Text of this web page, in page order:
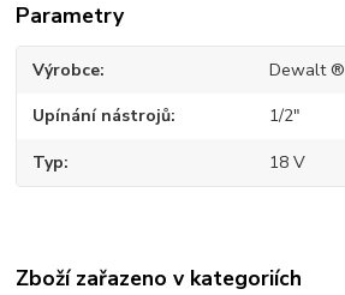
Parametry
Výrobce Dewalt ®
Upínání nástrojů 1/2"
Typ 18 V
Zboží zařazeno v kategoriích